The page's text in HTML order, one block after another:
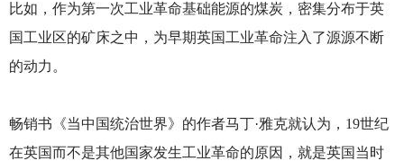
比如，作为第一次工业革命基础能源的煤炭，密集分布于英
国工业区的矿床之中，为早期英国工业革命注入了源源不断
的动力。
畅销书《当中国统治世界》的作者马丁·雅克就认为，19世纪
在英国而不是其他国家发生工业革命的原因，就是英国当时